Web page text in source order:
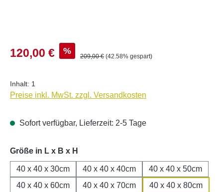
Verkaufspreis:
120,00 € % Regulärer Preis:
209,00 € (42.58% gespart)
Inhalt: 1
Preise inkl. MwSt. zzgl. Versandkosten
Sofort verfügbar, Lieferzeit: 2-5 Tage
Größe in L x B x H
40 x 40 x 30cm 40 x 40 x 40cm
40 x 40 x 50cm
40 x 40 x 60cm
40 x 40 x 70cm
40 x 40 x 80cm